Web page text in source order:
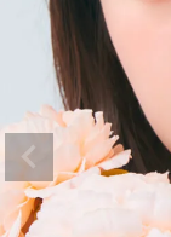
モテコン マンスリー レ
ディヴェール 14.2mm
¥1,650(税込)
配送方法について